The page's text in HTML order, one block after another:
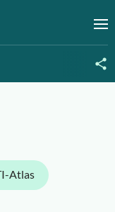
Atlas